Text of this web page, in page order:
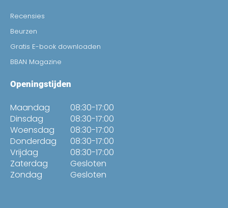
Recensies
Beurzen
Gratis E-book downloaden
BBAN Magazine
Openingstijden
Maandag
Dinsdag
Woensdag
Donderdag
Vrijdag
Zaterdag
Zondag
08:30-17:00
08:30-17:00
08:30-17:00
08:30-17:00
08:30-17:00
Gesloten
Gesloten